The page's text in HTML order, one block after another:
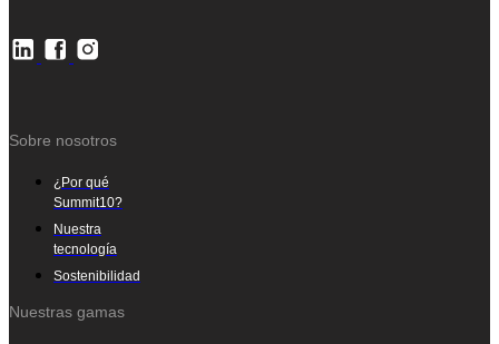
Sobre nosotros
¿Por qué
Summit10?
Nuestra
tecnología
Sostenibilidad
Nuestras gamas